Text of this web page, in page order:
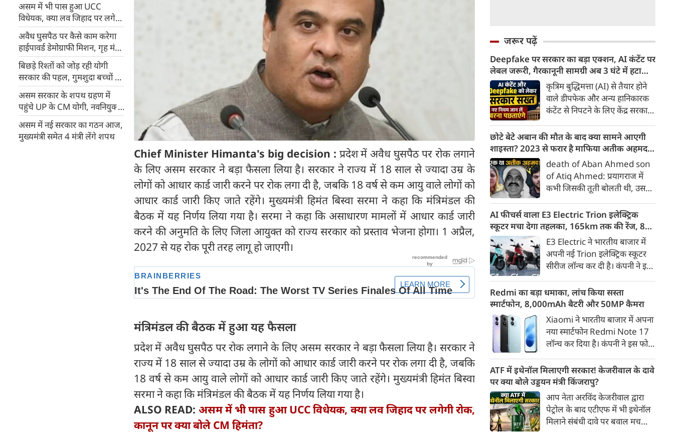
असम में भी पास हुआ UCC
विधेयक, क्‍या लव जिहाद पर लगेगी
रोक, कानून पर क्‍या बोले CM
हिमंता?
अवैध घुसपैठ पर कैसे काम करेगा
हाईपावर्ड डेमोग्राफी मिशन, गृह मंत्री
शाह के सीमाओं के 15 KM दायरे
में जीरो टॉलरेंस के निर्देश
बिछड़े रिश्तों को जोड़ रही योगी
सरकार की पहल, गुमशुदा बच्चों को
पहुंचा रही घर
असम सरकार के शपथ ग्रहण में
पहुंचे UP के CM योगी, नवनियुक्त
सदस्यों को दी बधाई
असम में नई सरकार का गठन आज,
मुख्यमंत्री समेत 4 मंत्री लेंगे शपथ
Chief Minister Himanta's big decision : प्रदेश में अवैध घुसपैठ पर रोक लगाने
के लिए असम सरकार ने बड़ा फैसला लिया है। सरकार ने राज्य में 18 साल से ज्यादा उम्र के
लोगों को आधार कार्ड जारी करने पर रोक लगा दी है, जबकि 18 वर्ष से कम आयु वाले लोगों को
आधार कार्ड जारी किए जाते रहेंगे। मुख्यमंत्री हिमंत बिस्वा सरमा ने कहा कि मंत्रिमंडल की
बैठक में यह निर्णय लिया गया है। सरमा ने कहा कि असाधारण मामलों में आधार कार्ड जारी
करने की अनुमति के लिए जिला आयुक्त को राज्य सरकार को प्रस्ताव भेजना होगा। 1 अप्रैल,
2027 से यह रोक पूरी तरह लागू हो जाएगी।
मंत्रिमंडल की बैठक में हुआ यह फैसला
प्रदेश में अवैध घुसपैठ पर रोक लगाने के लिए असम सरकार ने बड़ा फैसला लिया है। सरकार ने
राज्य में 18 साल से ज्यादा उम्र के लोगों को आधार कार्ड जारी करने पर रोक लगा दी है, जबकि
18 वर्ष से कम आयु वाले लोगों को आधार कार्ड जारी किए जाते रहेंगे। मुख्यमंत्री हिमंत बिस्वा
सरमा ने कहा कि मंत्रिमंडल की बैठक में यह निर्णय लिया गया है।
ALSO READ: असम में भी पास हुआ UCC विधेयक, क्‍या लव जिहाद पर लगेगी रोक,
कानून पर क्‍या बोले CM हिमंता?
जरूर पढ़ें
Deepfake पर सरकार का बड़ा एक्शन, AI कंटेंट पर
लेबल जरूरी, गैरकानूनी सामग्री अब 3 घंटे में हटानी
होगी, नए नियम जान लें वरना पछताएंगे
कृत्रिम बुद्धिमत्ता (AI) से तैयार होने
वाले डीपफेक और अन्य हानिकारक
कंटेंट से निपटने के लिए केंद्र सरकार
किया है। सरकार ने AI से तैयार कंटेंट
पर स्पष्ट लेबल और पहचान योग्य
मेटाडेटा उपलब्ध कराना अनिवार्य
किया है। साथ ही, सरकारी या
न्यायालय के आदेश के आधार पर
गैरकानूनी जानकारी हटाने की
समयसीमा 36 घंटे से घटाकर 3 घंटे
कर दी गई है।
छोटे बेटे अबान की मौत के बाद क्या सामने आएगी
शाइस्ता? 2023 से फरार है माफिया अतीक अहमद
की पत्नी
death of Aban Ahmed son
of Atiq Ahmed: प्रयागराज में
कभी जिसकी तूती बोलती थी, उस
अहमद के कुनबे पर कानून और
किस्मत की दोहरी मार पड़ रही है।
जिस झांसी जिले में अप्रैल 2023 में
अतीक के एनकाउंटर में मारे गए बेटे
असद की सांसें थमी थीं, उसी झांसी में
अब उसके छोटे बेटे अबान की भीषण
सड़क दुर्घटना में जान चली गई है।
AI फीचर्स वाला E3 Electric Trion इलेक्ट्रिक
स्कूटर मचा देगा तहलका, 165km तक की रेंज, 8
साल की बैटरी वारंटी, कीमत जानेंगे तो हो जाएंगे
हैरान
E3 Electric ने भारतीय बाजार में
अपनी नई Trion इलेक्ट्रिक स्कूटर
सीरीज लॉन्च कर दी है। कंपनी ने इसे
पेश किया है। Trion की शुरुआती
कीमत 99,999 रुपए (एक्स-शोरूम,
बेंगलुरु) रखी गई है। फिलहाल इसकी
बुकिंग बेंगलुरु के ग्राहकों के लिए
कंपनी की आधिकारिक वेबसाइट के
जरिए शुरू की गई है। आने वाले समय
में इसे दूसरे शहरों में भी उपलब्ध
कराया जाएगा।
Redmi का बड़ा धमाका, लांच किया सस्ता
स्मार्टफोन, 8,000mAh बैटरी और 50MP कैमरा
Xiaomi ने भारतीय बाजार में अपना
नया स्मार्टफोन Redmi Note 17
लॉन्च कर दिया है। कंपनी ने इस फोन
डिस्प्ले, 8,000mAh की बड़ी बैटरी
और Qualcomm Snapdragon
चिपसेट के साथ पेश किया है। फोन में
50MP का मेन कैमरा दिया गया है।
इसके अलावा Redmi Note 17 में
Corning Gorilla Glass 7i
ATF में इथेनॉल मिलाएगी सरकार! केजरीवाल के दावे
पर क्या बोले उड्डयन मंत्री किंजरापु?
आप नेता अरविंद केजरीवाल द्वारा
पेट्रोल के बाद एटीएफ में भी इथेनॉल
मिलाने संबंधी दावे पर बवाल मच